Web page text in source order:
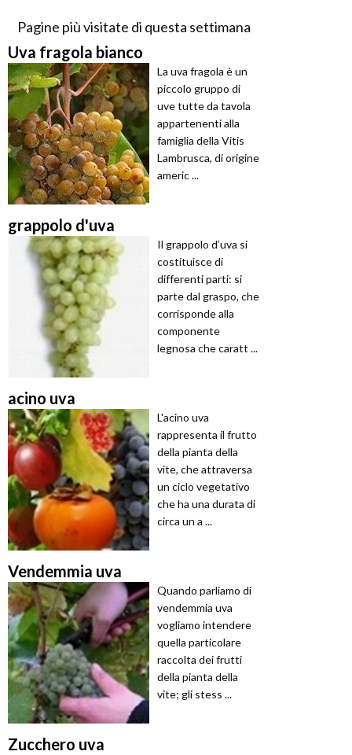
Pagine più visitate di questa settimana
Uva fragola bianco
La uva fragola è un
piccolo gruppo di
uve tutte da tavola
appartenenti alla
famiglia della Vitis
Lambrusca, di origine
americ ...
grappolo d'uva
Il grappolo d’uva si
costituisce di
differenti parti: si
parte dal graspo, che
corrisponde alla
componente
legnosa che caratt ...
acino uva
L'acino uva
rappresenta il frutto
della pianta della
vite, che attraversa
un ciclo vegetativo
che ha una durata di
circa un a ...
Vendemmia uva
Quando parliamo di
vendemmia uva
vogliamo intendere
quella particolare
raccolta dei frutti
della pianta della
vite; gli stess ...
Zucchero uva